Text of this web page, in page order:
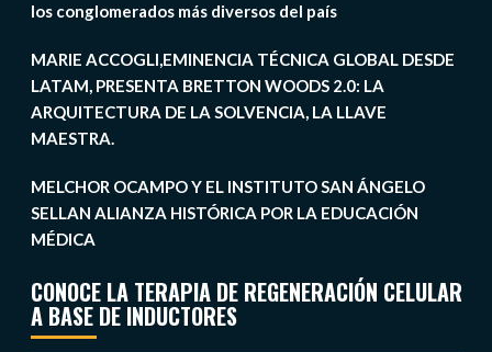
los conglomerados más diversos del país
MARIE ACCOGLI,EMINENCIA TÉCNICA GLOBAL DESDE
LATAM, PRESENTA BRETTON WOODS 2.0: LA
ARQUITECTURA DE LA SOLVENCIA, LA LLAVE
MAESTRA.
MELCHOR OCAMPO Y EL INSTITUTO SAN ÁNGELO
SELLAN ALIANZA HISTÓRICA POR LA EDUCACIÓN
MÉDICA
CONOCE LA TERAPIA DE REGENERACIÓN CELULAR
A BASE DE INDUCTORES